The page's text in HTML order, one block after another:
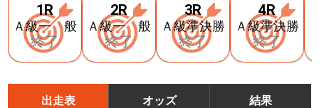
1R
Ａ級一 般
終了
2R
Ａ級一 般
終了
3R
Ａ級準決勝
終了
4R
Ａ級準決勝
終了
出走表 オッズ 結果